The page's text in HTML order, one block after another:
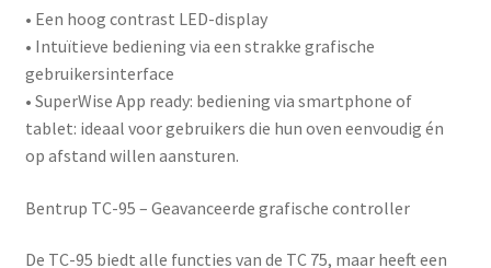
• Een hoog contrast LED-display
• Intuïtieve bediening via een strakke grafische
gebruikersinterface
• SuperWise App ready: bediening via smartphone of
tablet: ideaal voor gebruikers die hun oven eenvoudig én
op afstand willen aansturen.
Bentrup TC-95 – Geavanceerde grafische controller
De TC-95 biedt alle functies van de TC 75, maar heeft een